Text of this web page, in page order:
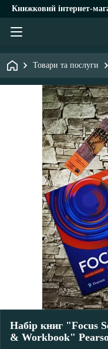
Книжковий інтернет-
Товари та послуги
Набір книг "Focus
& Workbook"